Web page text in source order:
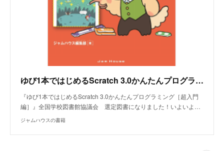
ゆび1本ではじめるScratch 3.0かんたんプログラミング［超入門編］
『ゆび1本ではじめるScratch 3.0かんたんプログラミング［超入門
編］』全国学校図書館協議会 選定図書になりました！いよいよ…
ジャムハウスの書籍